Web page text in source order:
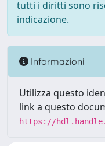
tutti i diritti sono
indicazione.
Informazioni
Utilizza questo
link a questo
https://